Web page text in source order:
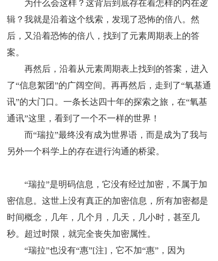
为什么会这样？这背后到底存在着怎样的内在逻
辑？我就是沿着这个线索，发现了恐怖的倍八。然
后，又沿着恐怖的倍八，找到了元素周期表上的答
案。
再然后，沿着从元素周期表上找到的答案，进入
了“信息絮团”的广阔空间。再再然后，走到了“氧基通
讯”的大门口。一条长达四十年的探索之旅，在“氧基
通讯”这里，看到了一个不一样的世界！
而“瑞拉”最终没有成为世界语，而是成为了我与
另外一个科学上的存在进行沟通的桥梁。
“瑞拉”是明码信息，它没有经过加密，不属于加
密信息。这世上没有真正的加密信息，所有加密都是
时间概念，几年，几个月，几天，几小时，甚至几
秒。超过时限，就完全丧失加密属性。
“瑞拉”也没有“惠”[注]，它不加“惠”，因为